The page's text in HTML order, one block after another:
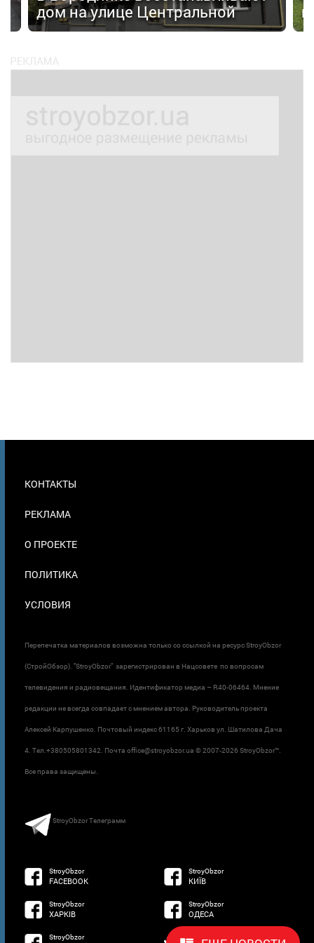
дом на улице Центральной
В
КОНТАКТЫ
РЕКЛАМА
О ПРОЕКТЕ
ПОЛИТИКА
УСЛОВИЯ
Перепечатка материалов возможна только со ссылкой на ресурс StroyObzor
(СтройОбзор). "StroyObzor" зарегистрирован в Нацсовете по вопросам
телевидения и радиовещания. Идентификатор медиа – R40-06464. Мнение
редакции не всегда совпадает с мнением автора. Руководитель проекта
Алексей Карпушенко. Почтовый индекс 61165 г. Харьков ул. Шатилова Дача
4. Тел.+380505801342. Почта office@stroyobzor.ua © 2007-2026 StroyObzor™.
Все права защищены.
StroyObzor Телеграмм
StroyObzor
FACEBOOK
StroyObzor
КИЇВ
StroyObzor
ХАРКІВ
StroyObzor
ОДЕСА
StroyObzor developed by